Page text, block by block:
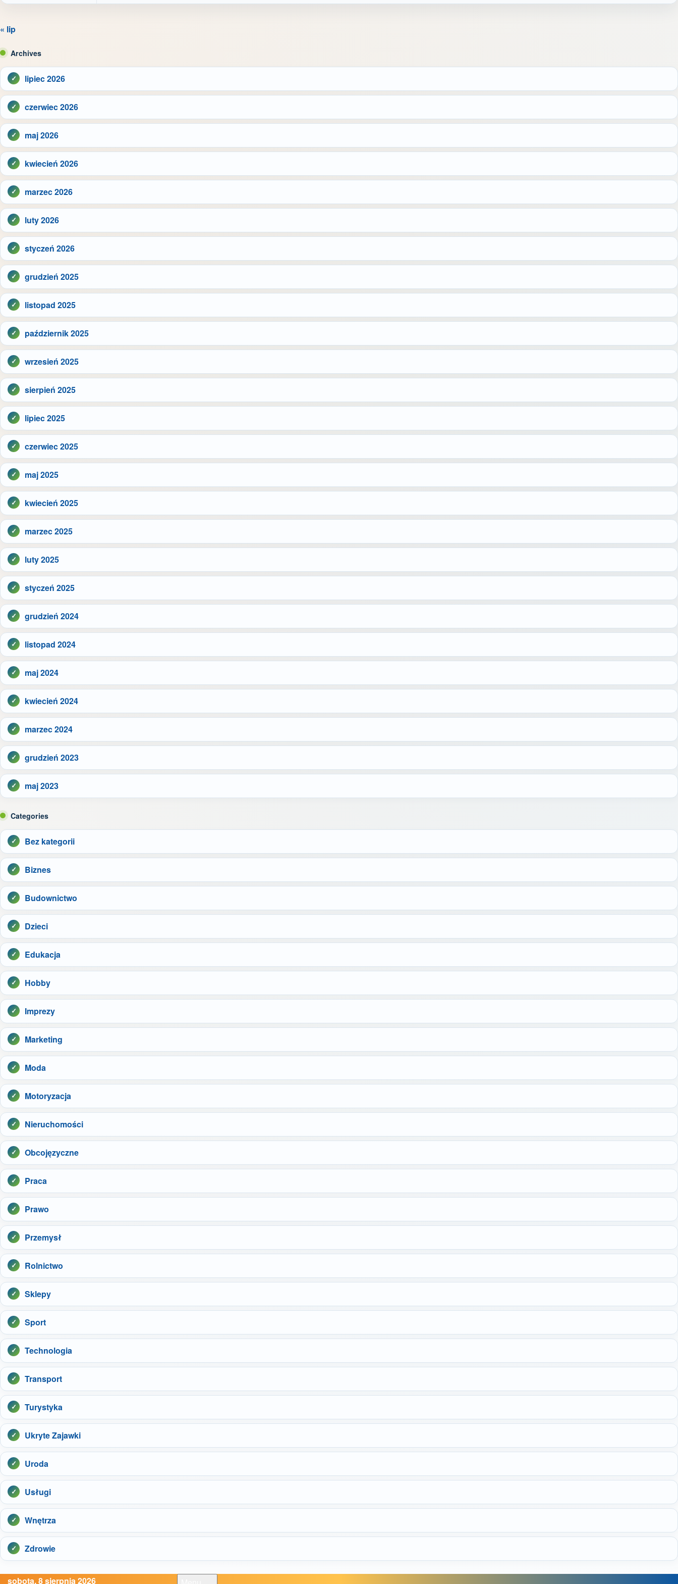
« lip
Archives
lipiec 2026
czerwiec 2026
maj 2026
kwiecień 2026
marzec 2026
luty 2026
styczeń 2026
grudzień 2025
listopad 2025
październik 2025
wrzesień 2025
sierpień 2025
lipiec 2025
czerwiec 2025
maj 2025
kwiecień 2025
marzec 2025
luty 2025
styczeń 2025
grudzień 2024
listopad 2024
maj 2024
kwiecień 2024
marzec 2024
grudzień 2023
maj 2023
Categories
Bez kategorii
Biznes
Budownictwo
Dzieci
Edukacja
Hobby
Imprezy
Marketing
Moda
Motoryzacja
Nieruchomości
Obcojęzyczne
Praca
Prawo
Przemysł
Rolnictwo
Sklepy
Sport
Technologia
Transport
Turystyka
Ukryte Zajawki
Uroda
Usługi
Wnętrza
Zdrowie
sobota, 8 sierpnia 2026